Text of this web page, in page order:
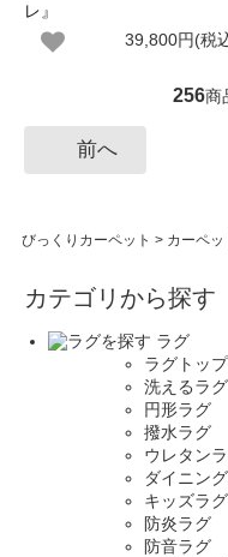
レ』
39,800円(税
256商
前へ
びっくりカーペット > カーペッ
カテゴリから探す
ラグ
ラグトッ
洗えるラグ
円形ラグ
撥水ラグ
ウレタン
ダイニン
キッズラグ
防炎ラグ
防音ラグ